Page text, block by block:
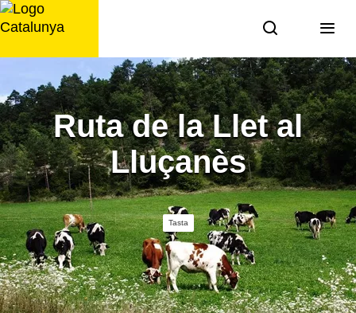
Saltar
al
Ruta de la Llet al
Lluçanès
Tasta